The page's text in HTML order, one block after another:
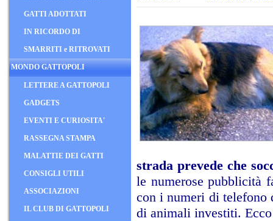
GATTI ADOTTATI
IN RICORDO DI
SMARRITI e RITROVATI
MONDO GATTOPOLI
LETTERE A GATTOPOLI
GADGETS
EVENTI E CURIOSITA'
RASSEGNA STAMPA
MALATTIE DEI GATTI
CONSIGLI UTILI
ASSOCIAZIONI
IL CLUB DI GATTOPOLI
strada prevede che
le numerose pubblicità
con i numeri di telefono
di animali investiti.